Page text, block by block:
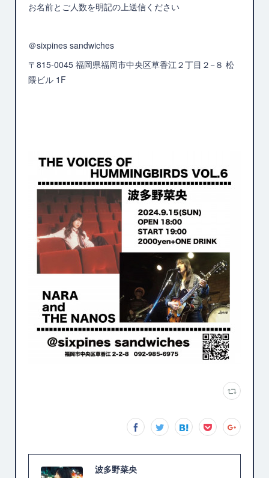
お名前とご人数を明記の上送信ください
＠sixpines sandwiches
〒815-0045 福岡県福岡市中央区草香江２丁目２−８ 松
隈ビル 1F
波多野菜央